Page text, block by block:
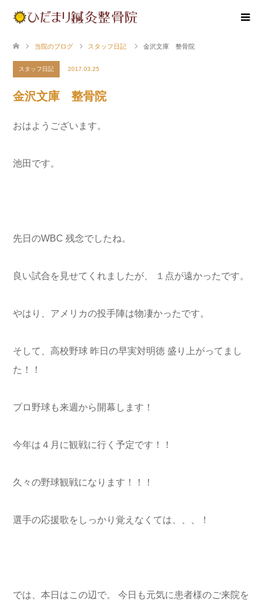
当院のブログ スタッフ日記 金沢文庫 整骨院
スタッフ日記 2017.03.25
金沢文庫 整骨院
おはようございます。
池田です。
先日のWBC 残念でしたね。
良い試合を見せてくれましたが、 １点が遠かったです。
やはり、アメリカの投手陣は物凄かったです。
そして、高校野球 昨日の早実対明徳 盛り上がってまし
た！！
プロ野球も来週から開幕します！
今年は４月に観戦に行く予定です！！
久々の野球観戦になります！！！
選手の応援歌をしっかり覚えなくては、、、！
では、本日はこの辺で。 今日も元気に患者様のご来院を